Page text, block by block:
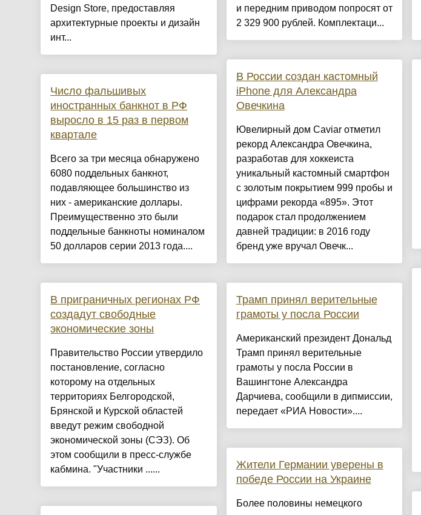
Design Store, предоставляя
архитектурные проекты и дизайн
инт...
Число фальшивых
иностранных банкнот в РФ
выросло в 15 раз в первом
квартале
Всего за три месяца обнаружено
6080 поддельных банкнот,
подавляющее большинство из
них - американские доллары.
Преимущественно это были
поддельные банкноты номиналом
50 долларов серии 2013 года....
В приграничных регионах РФ
создадут свободные
экономические зоны
Правительство России утвердило
постановление, согласно
которому на отдельных
территориях Белгородской,
Брянской и Курской областей
введут режим свободной
экономической зоны (СЭЗ). Об
этом сообщили в пресс-службе
кабмина. "Участники ......
и передним приводом попросят от
2 329 900 рублей. Комплектаци...
В России создан кастомный
iPhone для Александра
Овечкина
Ювелирный дом Caviar отметил
рекорд Александра Овечкина,
разработав для хоккеиста
уникальный кастомный смартфон
с золотым покрытием 999 пробы и
цифрами рекорда «895». Этот
подарок стал продолжением
давней традиции: в 2016 году
бренд уже вручал Овечк...
Трамп принял верительные
грамоты у посла России
Американский президент Дональд
Трамп принял верительные
грамоты у посла России в
Вашингтоне Александра
Дарчиева, сообщили в дипмиссии,
передает «РИА Новости»....
Жители Германии уверены в
победе России на Украине
Более половины немецкого